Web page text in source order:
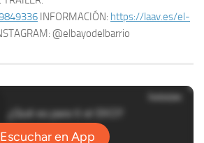
INFORMACIÓN: https://laav.es/el-
@elbayodelbarrio